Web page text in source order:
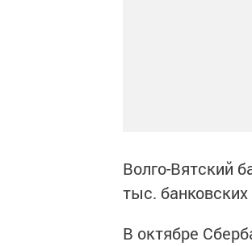
Волго-Вятский
тыс.
В октябре